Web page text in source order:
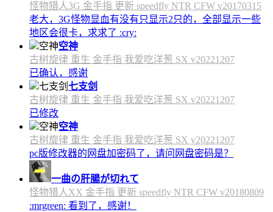
怪物猎人3G 金手指 更新 speedfly NTR CFW v20170315
老大，3G怪物显血有没有只显示2只的，全部显示一些
地区会很卡，求求了 :cry:
空神
古树旋律 重生 金手指 我爱吃洋葱 SX v20221207
已确认，感谢
七支剑
古树旋律 重生 金手指 我爱吃洋葱 SX v20221207
已修改
空神
古树旋律 重生 金手指 我爱吃洋葱 SX v20221207
pc版修改器的网盘加密码了，请问网盘密码是？
一曲の肝腸が切れて
怪物猎人XX 金手指 更新 speedfly NTR CFW v20180809
:mrgreen: 看到了，感谢！